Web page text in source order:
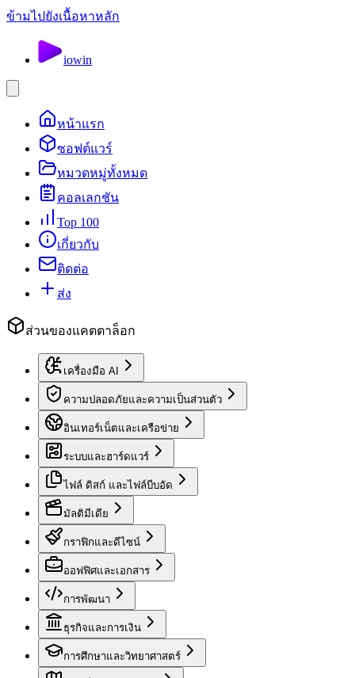
ข้ามไปยังเนื้อหาหลัก
iowin
หน้าแรก
ซอฟต์แวร์
หมวดหมู่ทั้งหมด
คอลเลกชัน
Top 100
เกี่ยวกับ
ติดต่อ
ส่ง
ส่วนของแคตตาล็อก
เครื่องมือ AI
ความปลอดภัยและความเป็นส่วนตัว
อินเทอร์เน็ตและเครือข่าย
ระบบและฮาร์ดแวร์
ไฟล์ ดิสก์ และไฟล์บีบอัด
มัลติมีเดีย
กราฟิกและดีไซน์
ออฟฟิศและเอกสาร
การพัฒนา
ธุรกิจและการเงิน
การศึกษาและวิทยาศาสตร์